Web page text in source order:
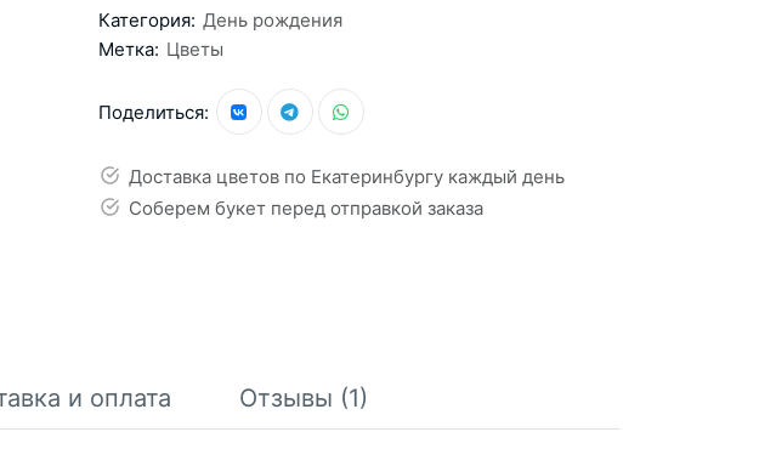
Категория: День рождения
Метка: Цветы
Поделиться:
Доставка цветов по Екатеринбургу каждый день
Соберем букет перед отправкой заказа
и оплата Отзывы (1)